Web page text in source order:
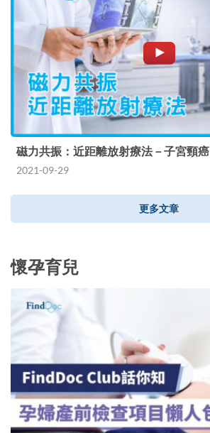
磁力共振：近距離放射療法－子宮頸癌
2021-09-29
更多文章
懷孕育兒